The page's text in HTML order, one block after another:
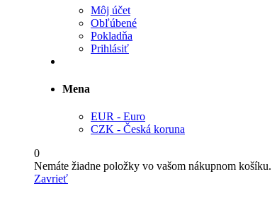
Môj účet
Obľúbené
Pokladňa
Prihlásiť
Mena
EUR - Euro
CZK - Česká koruna
0
Nemáte žiadne položky vo vašom nákupnom košíku.
Zavrieť